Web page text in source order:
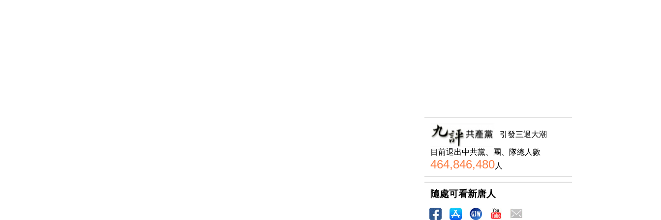
引發三退大潮
目前退出中共黨、團、隊總人數
464,846,480人
隨處可看新唐人